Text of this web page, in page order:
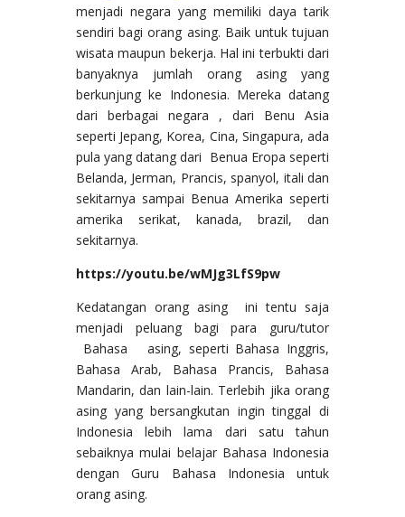
menjadi negara yang memiliki daya tarik
sendiri bagi orang asing. Baik untuk tujuan
wisata maupun bekerja. Hal ini terbukti dari
banyaknya jumlah orang asing yang
berkunjung ke Indonesia. Mereka datang
dari berbagai negara , dari Benu Asia
seperti Jepang, Korea, Cina, Singapura, ada
pula yang datang dari Benua Eropa seperti
Belanda, Jerman, Prancis, spanyol, itali dan
sekitarnya sampai Benua Amerika seperti
amerika serikat, kanada, brazil, dan
sekitarnya.
https://youtu.be/wMJg3LfS9pw
Kedatangan orang asing ini tentu saja
menjadi peluang bagi para guru/tutor
Bahasa asing, seperti Bahasa Inggris,
Bahasa Arab, Bahasa Prancis, Bahasa
Mandarin, dan lain-lain. Terlebih jika orang
asing yang bersangkutan ingin tinggal di
Indonesia lebih lama dari satu tahun
sebaiknya mulai belajar Bahasa Indonesia
dengan Guru Bahasa Indonesia untuk
orang asing.